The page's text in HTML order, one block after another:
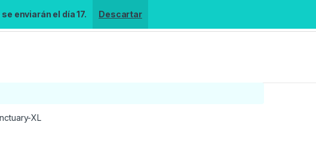
enviarán el día 17. Descartar
XL